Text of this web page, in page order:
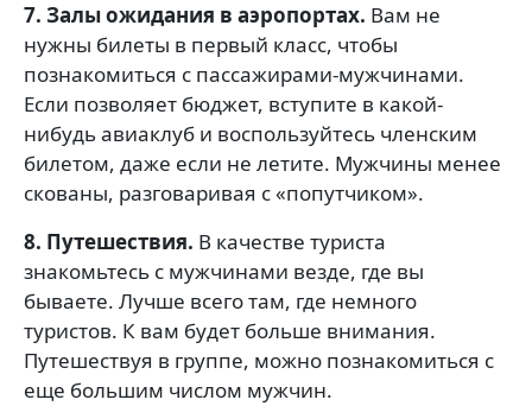
7. Залы ожидания в аэропортах. Вам не
нужны билеты в первый класс, чтобы
познакомиться с пассажирами-мужчинами.
Если позволяет бюджет, вступите в какой-
нибудь авиаклуб и воспользуйтесь членским
билетом, даже если не летите. Мужчины менее
скованы, разговаривая с «попутчиком».
8. Путешествия. В качестве туриста
знакомьтесь с мужчинами везде, где вы
бываете. Лучше всего там, где немного
туристов. К вам будет больше внимания.
Путешествуя в группе, можно познакомиться с
еще большим числом мужчин.